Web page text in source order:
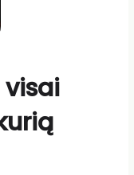
visai